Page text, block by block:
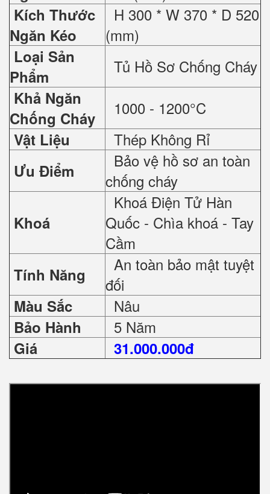
Kích Thước
Ngăn Kéo
H 300 * W 370 * D 520
(mm)
Loại Sản
Phẩm
Tủ Hồ Sơ Chống Cháy
Khả Ngăn
Chống Cháy
1000 - 1200°C
Vật Liệu Thép Không Rỉ
Ưu Điểm
Bảo vệ hồ sơ an toàn
chống cháy
Khoá
Khoá Điện Tử Hàn
Quốc - Chìa khoá - Tay
Cầm
Tính Năng
An toàn bảo mật tuyệt
đối
Màu Sắc Nâu
Bảo Hành 5 Năm
Giá 31.000.000đ